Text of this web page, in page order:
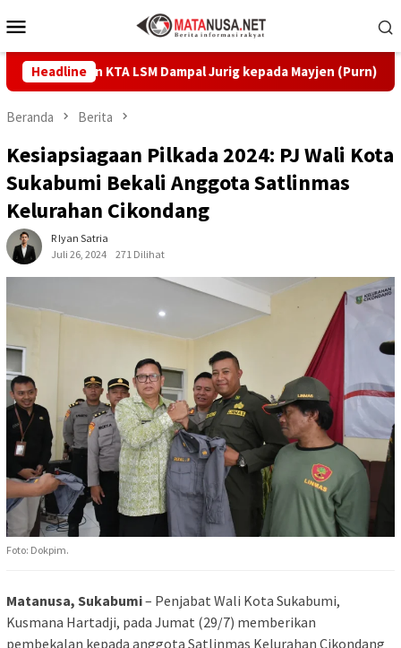
ke
Mobile
Headline
KTA LSM Dampal Jurig kepada Mayjen (Purn) Tatang
Beranda Berita
Kesiapsiagaan Pilkada 2024: PJ Wali Kota
Sukabumi Bekali Anggota Satlinmas
Kelurahan Cikondang
R Iyan Satria
Juli 26, 2024
271 Dilihat
Foto: Dokpim.
Matanusa, Sukabumi– Penjabat Wali Kota Sukabumi,
Kusmana Hartadji, pada Jumat (29/7) memberikan
pembekalan kepada anggota Satlinmas Kelurahan Cikondang